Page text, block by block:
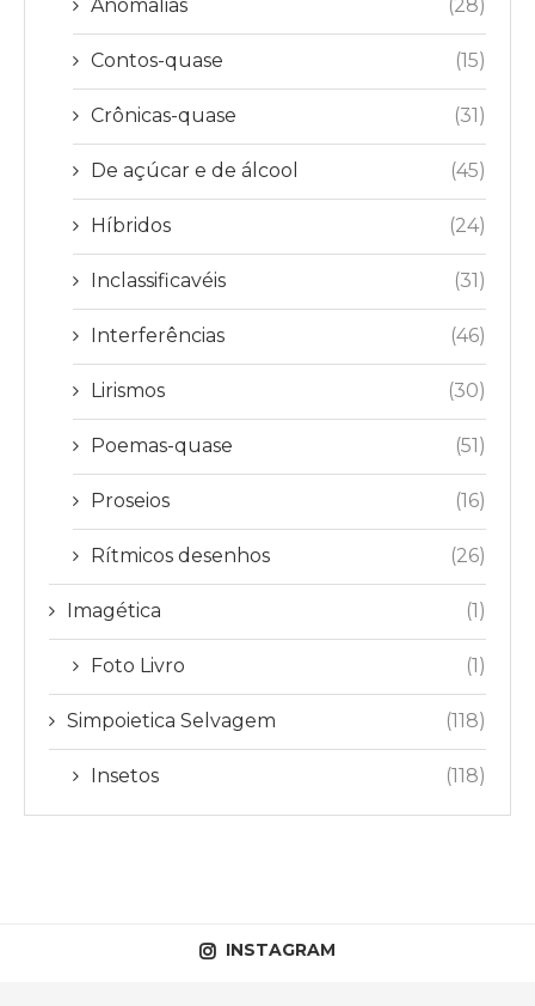
Anomalias (28)
Contos-quase (15)
Crônicas-quase (31)
De açúcar e de álcool (45)
Híbridos (24)
Inclassificavéis (31)
Interferências (46)
Lirismos (30)
Poemas-quase (51)
Proseios (16)
Rítmicos desenhos (26)
Imagética (1)
Foto Livro (1)
Simpoietica Selvagem (118)
Insetos (118)
INSTAGRAM